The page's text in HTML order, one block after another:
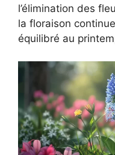
l’élimination des
la floraison
équilibré au